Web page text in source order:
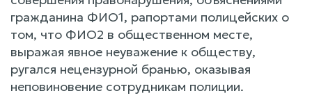
гражданина ФИО1, рапортами полицейских о
том, что ФИО2 в общественном месте,
выражая явное неуважение к обществу,
ругался нецензурной бранью, оказывая
неповиновение сотрудникам полиции.